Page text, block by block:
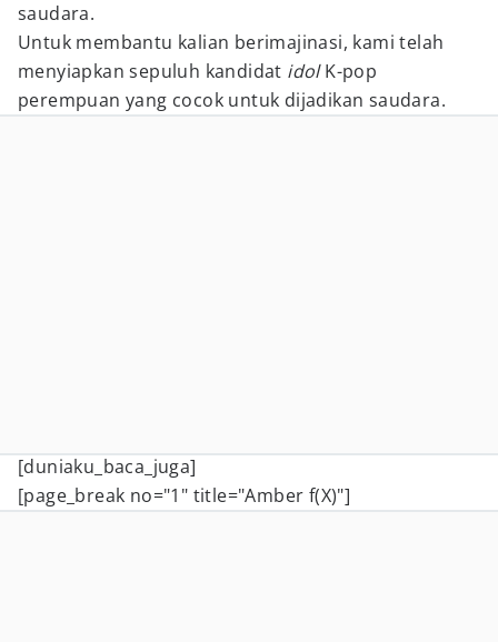
saudara.
Untuk membantu kalian berimajinasi, kami telah
menyiapkan sepuluh kandidat idolK-pop
perempuan yang cocok untuk dijadikan saudara.
[duniaku_baca_juga]
[page_break no="1" title="Amber f(X)"]